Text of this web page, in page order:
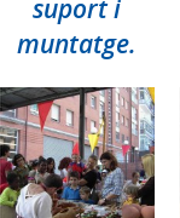
suport i
muntatge.